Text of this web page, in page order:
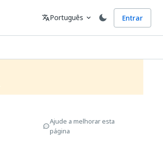
Idioma
translatePortuguês expand_more Entrar
Ajude a melhorar esta
página